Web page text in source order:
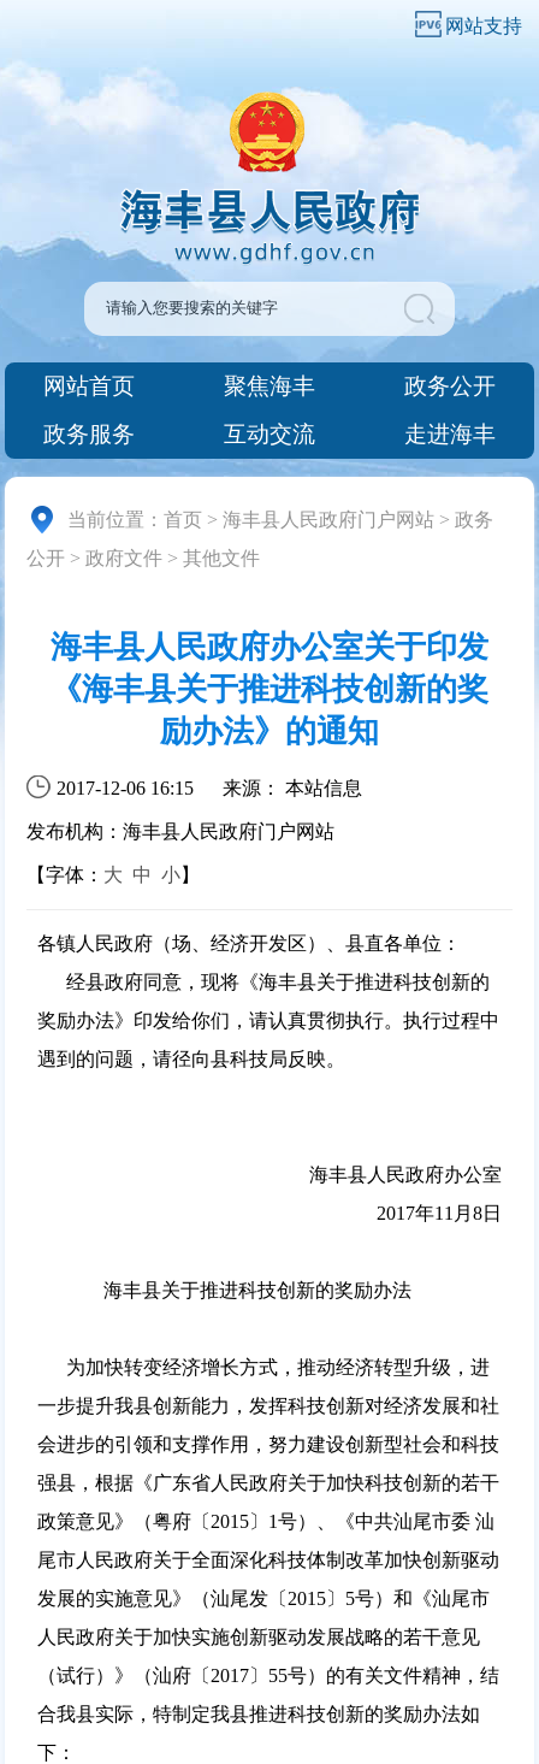
网站支持
网站首页 聚焦海丰
政务公开
政务服务
互动交流 走进海丰
当前位置：首页 >海丰县人民政府门户网站 >政务
公开 >政府文件 >其他文件
海丰县人民政府办公室关于印发
《海丰县关于推进科技创新的奖
励办法》的通知
2017-12-06 16:15 来源： 本站信息
发布机构：海丰县人民政府门户网站
【字体： 大 中 小】
各镇人民政府（场、经济开发区）、县直各单位：
经县政府同意，现将《海丰县关于推进科技创新的
奖励办法》印发给你们，请认真贯彻执行。执行过程中
遇到的问题，请径向县科技局反映。
海丰县人民政府办公室
2017年11月8日
海丰县关于推进科技创新的奖励办法
为加快转变经济增长方式，推动经济转型升级，进
一步提升我县创新能力，发挥科技创新对经济发展和社
会进步的引领和支撑作用，努力建设创新型社会和科技
强县，根据《广东省人民政府关于加快科技创新的若干
政策意见》（粤府〔2015〕1号）、《中共汕尾市委 汕
尾市人民政府关于全面深化科技体制改革加快创新驱动
发展的实施意见》（汕尾发〔2015〕5号）和《汕尾市
人民政府关于加快实施创新驱动发展战略的若干意见
（试行）》（汕府〔2017〕55号）的有关文件精神，结
合我县实际，特制定我县推进科技创新的奖励办法如
下：